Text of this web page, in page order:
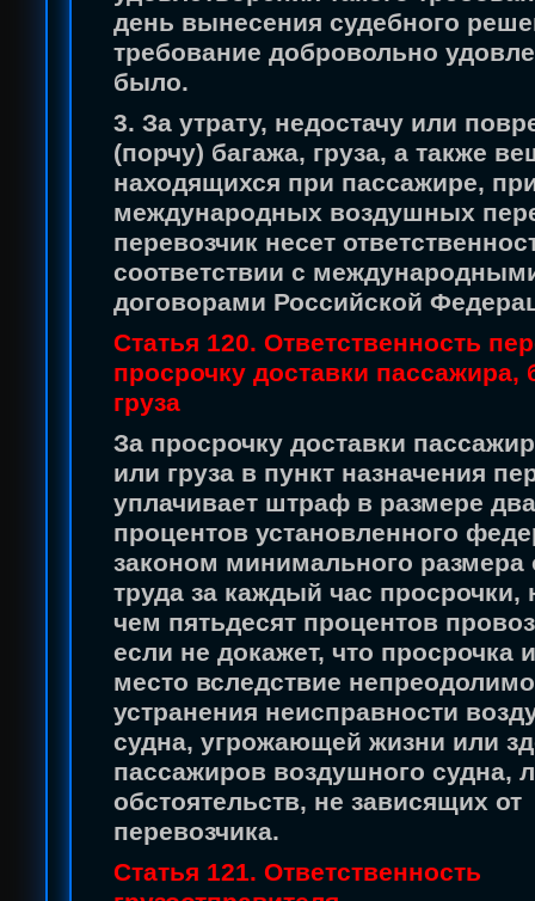
день вынесения судебного
требование добровольно
было.
3. За утрату, недостачу или
(порчу) багажа, груза, а также
находящихся при пассажире,
международных воздушных
перевозчик несет
соответствии с
договорами Российской
Статья 120. Ответственность
просрочку доставки пассажира,
груза
За просрочку доставки
или груза в пункт назначения
уплачивает штраф в размере
процентов установленного
законом минимального размера
труда за каждый час просрочки,
чем пятьдесят процентов
если не докажет, что просрочка
место вследствие
устранения неисправности
судна, угрожающей жизни или
пассажиров воздушного судна,
обстоятельств, не зависящих от
перевозчика.
Статья 121. Ответственность